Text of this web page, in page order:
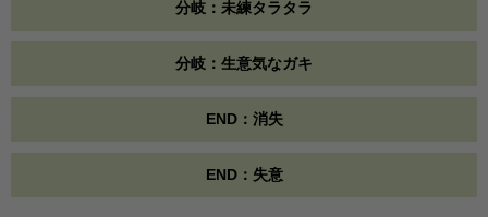
分岐：未練タラタラ
分岐：生意気なガキ
END：消失
END：失意